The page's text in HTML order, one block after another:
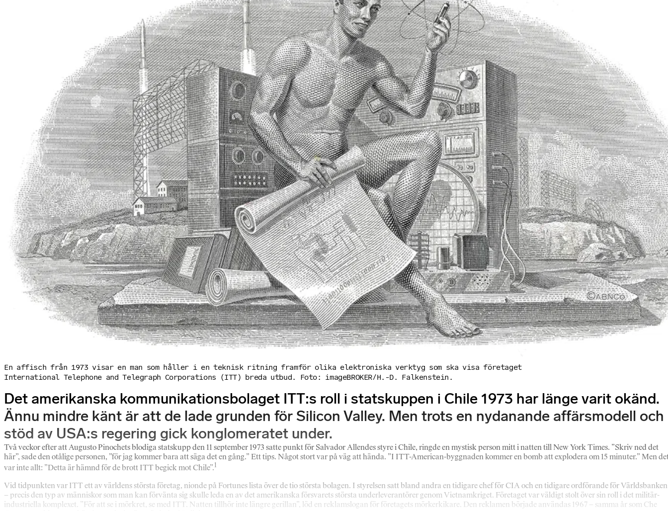
En affisch från 1973 visar en man som håller i en teknisk ritning framför olika elektroniska verktyg som ska visa företaget
International Telephone and Telegraph Corporations (ITT) breda utbud. Foto: imageBROKER/H.-D. Falkenstein.
Det amerikanska kommunikationsbolaget ITT:s roll i statskuppen i Chile 1973 har länge varit okänd.
Ännu mindre känt är att de lade grunden för Silicon Valley. Men trots en nydanande affärsmodell och
stöd av USA:s regering gick konglomeratet under.
Två veckor efter att Augusto Pinochets blodiga statskupp den 11 september 1973 satte punkt för Salvador Allendes styre i Chile, ringde en mystisk person mitt i natten till New York Times. ”Skriv ned det
här”, sade den otålige personen, ”för jag kommer bara att säga det en gång.” Ett tips. Något stort var på väg att hända. ”I ITT-American-byggnaden kommer en bomb att explodera om 15 minuter.” Men
var inte allt: ”Detta är hämnd för de brott ITT begick mot Chile”.1
Vid tidpunkten var ITT ett av världens största företag, nionde på Fortunes lista över de tio största bolagen. I styrelsen satt bland andra en tidigare chef för CIA och en tidigare ordförande för Världsbanken
– precis den typ av människor som man kan förvänta sig skulle leda en av det amerikanska försvarets största underleverantörer genom Vietnamkriget. Företaget var väldigt stolt över sin roll i det militär-
industriella komplexet. ”För att se i mörkret, se med ITT. Natten tillhör inte längre gerillan”, löd en reklamslogan för företagets mörkerkikare. Den reklamen började användas 1967 – samma år som Che